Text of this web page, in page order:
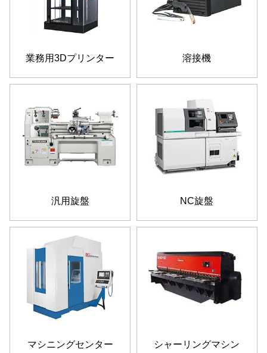
業務用3Dプリンター 溶接機
汎用旋盤 NC旋盤
マシニングセンター シャーリングマシン